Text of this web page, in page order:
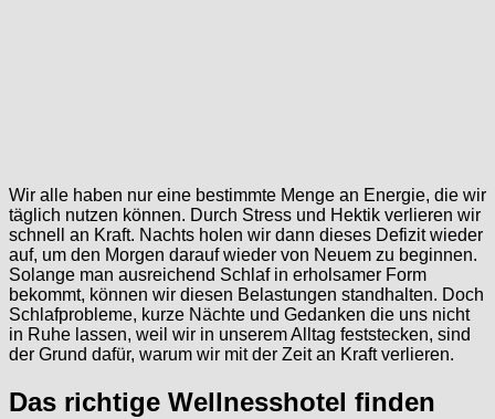
Wir alle haben nur eine bestimmte Menge an Energie, die wir
täglich nutzen können. Durch Stress und Hektik verlieren wir
schnell an Kraft. Nachts holen wir dann dieses Defizit wieder
auf, um den Morgen darauf wieder von Neuem zu beginnen.
Solange man ausreichend Schlaf in erholsamer Form
bekommt, können wir diesen Belastungen standhalten. Doch
Schlafprobleme, kurze Nächte und Gedanken die uns nicht
in Ruhe lassen, weil wir in unserem Alltag feststecken, sind
der Grund dafür, warum wir mit der Zeit an Kraft verlieren.
Das richtige Wellnesshotel finden